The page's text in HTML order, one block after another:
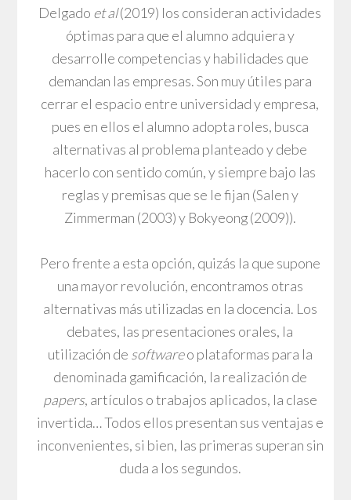
Delgado et al(2019) los consideran actividades
óptimas para que el alumno adquiera y
desarrolle competencias y habilidades que
demandan las empresas. Son muy útiles para
cerrar el espacio entre universidad y empresa,
pues en ellos el alumno adopta roles, busca
alternativas al problema planteado y debe
hacerlo con sentido común, y siempre bajo las
reglas y premisas que se le fijan (Salen y
Zimmerman (2003) y Bokyeong (2009)).
Pero frente a esta opción, quizás la que supone
una mayor revolución, encontramos otras
alternativas más utilizadas en la docencia. Los
debates, las presentaciones orales, la
utilización de softwareo plataformas para la
denominada gamificación, la realización de
papers, artículos o trabajos aplicados, la clase
invertida… Todos ellos presentan sus ventajas e
inconvenientes, si bien, las primeras superan sin
duda a los segundos.